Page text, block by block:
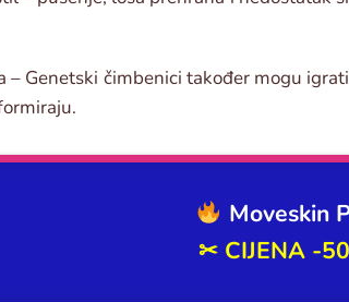
– Genetski čimbenici također mogu
Moveskin
✂ CIJENA -